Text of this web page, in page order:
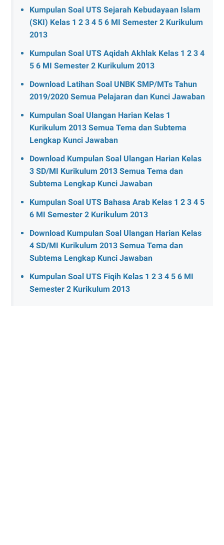
Kumpulan Soal UTS Sejarah Kebudayaan Islam
(SKI) Kelas 1 2 3 4 5 6 MI Semester 2 Kurikulum
2013
Kumpulan Soal UTS Aqidah Akhlak Kelas 1 2 3 4
5 6 MI Semester 2 Kurikulum 2013
Download Latihan Soal UNBK SMP/MTs Tahun
2019/2020 Semua Pelajaran dan Kunci Jawaban
Kumpulan Soal Ulangan Harian Kelas 1
Kurikulum 2013 Semua Tema dan Subtema
Lengkap Kunci Jawaban
Download Kumpulan Soal Ulangan Harian Kelas
3 SD/MI Kurikulum 2013 Semua Tema dan
Subtema Lengkap Kunci Jawaban
Kumpulan Soal UTS Bahasa Arab Kelas 1 2 3 4 5
6 MI Semester 2 Kurikulum 2013
Download Kumpulan Soal Ulangan Harian Kelas
4 SD/MI Kurikulum 2013 Semua Tema dan
Subtema Lengkap Kunci Jawaban
Kumpulan Soal UTS Fiqih Kelas 1 2 3 4 5 6 MI
Semester 2 Kurikulum 2013